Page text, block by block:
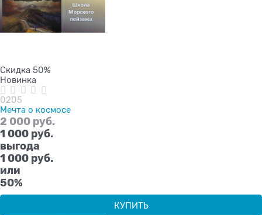
Скидка 50%
Новинка
0205
Мечта о космосе
2 000 руб.
1 000 руб.
выгода
1 000 руб.
или
50%
КУПИТЬ